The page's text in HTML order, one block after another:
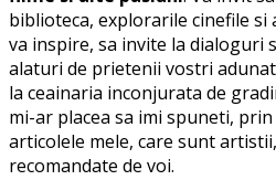
biblioteca, explorarile cinefile
va inspire, sa invite la dialoguri
alaturi de prietenii vostri
la ceainaria inconjurata de
mi-ar placea sa imi spuneti,
articolele mele, care sunt
recomandate de voi.